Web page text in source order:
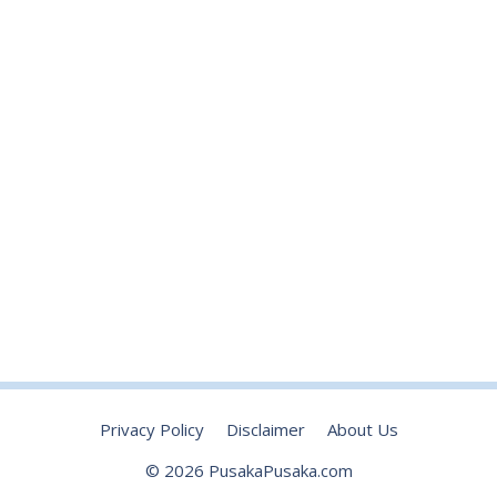
Privacy Policy Disclaimer
About Us
© 2026 PusakaPusaka.com